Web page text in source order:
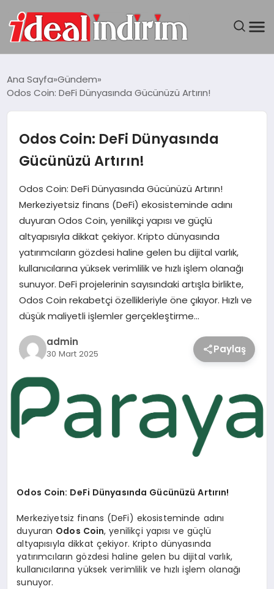
DÜNYA
SEYAHAT
TEKNOLOJI
YAŞAM
Ana Sayfa Gündem
Odos Coin: DeFi Dünyasında Gücünüzü Artırın!
Odos Coin: DeFi Dünyasında
Gücünüzü Artırın!
Odos Coin: DeFi Dünyasında Gücünüzü Artırın!
Merkeziyetsiz finans (DeFi) ekosisteminde adını
duyuran Odos Coin, yenilikçi yapısı ve güçlü
altyapısıyla dikkat çekiyor. Kripto dünyasında
yatırımcıların gözdesi haline gelen bu dijital varlık,
kullanıcılarına yüksek verimlilik ve hızlı işlem olanağı
sunuyor. DeFi projelerinin sayısındaki artışla birlikte,
Odos Coin rekabetçi özellikleriyle öne çıkıyor. Hızlı ve
düşük maliyetli işlemler gerçekleştirme…
admin
30 Mart 2025 Paylaş
Odos Coin: DeFi Dünyasında Gücünüzü Artırın!
Merkeziyetsiz finans (DeFi) ekosisteminde adını
duyuran Odos Coin, yenilikçi yapısı ve güçlü
altyapısıyla dikkat çekiyor. Kripto dünyasında
yatırımcıların gözdesi haline gelen bu dijital varlık,
kullanıcılarına yüksek verimlilik ve hızlı işlem olanağı
sunuyor.